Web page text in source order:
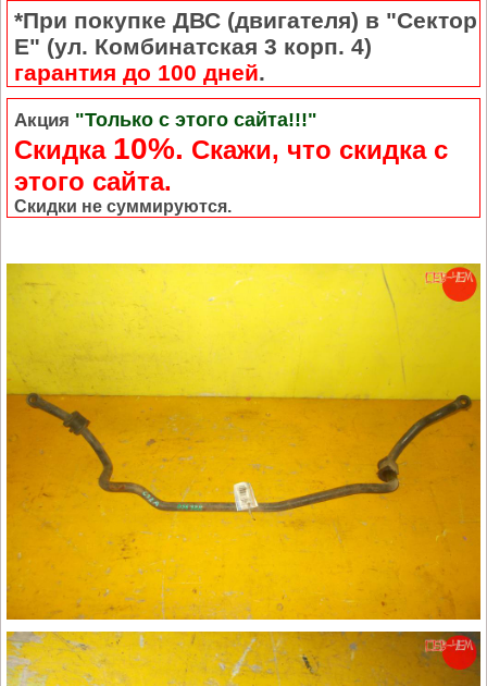
*При покупке ДВС (двигателя) в "Сектор
Е" (ул. Комбинатская 3 корп. 4)
гарантия до 100 дней.
Акция "Только с этого сайта!!!"
Скидка 10%. Cкажи, что скидка с
этого сайта.
Скидки не суммируются.